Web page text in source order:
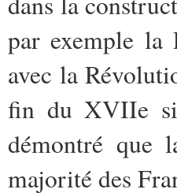
par exemple la
avec la
fin du XVIIe
démontré que
majorité des